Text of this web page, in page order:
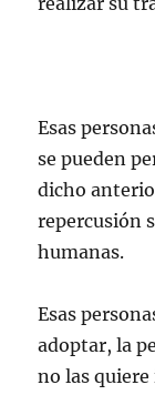
Esas
se pueden
dicho
repercusión
humanas.
Esas
adoptar, la
no las quiere